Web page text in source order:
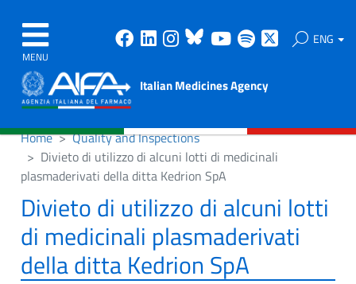
MENU
Facebook
Linkedin
Instagram
Bluesky
Youtube
Spotify ENG
Italian Medicines Agency
Home
Quality and Inspections
Divieto di utilizzo di alcuni lotti di medicinali
plasmaderivati della ditta Kedrion SpA
Divieto di utilizzo di alcuni lotti
di medicinali plasmaderivati
della ditta Kedrion SpA